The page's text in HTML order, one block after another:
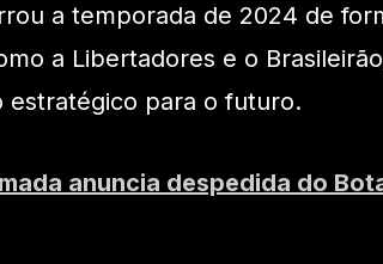
a temporada de 2024 de
a Libertadores e o
estratégico para o futuro.
anuncia despedida do